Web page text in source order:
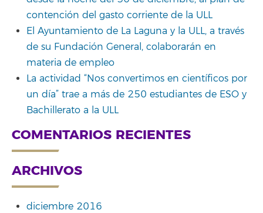
contención del gasto corriente de la ULL
El Ayuntamiento de La Laguna y la ULL, a través
de su Fundación General, colaborarán en
materia de empleo
La actividad “Nos convertimos en científicos por
un día” trae a más de 250 estudiantes de ESO y
Bachillerato a la ULL
COMENTARIOS RECIENTES
ARCHIVOS
diciembre 2016